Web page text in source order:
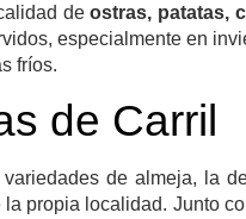
deostras, patatas,
especialmente en
fríos.
de Carril
variedades de almeja, la
la propia localidad. Junto